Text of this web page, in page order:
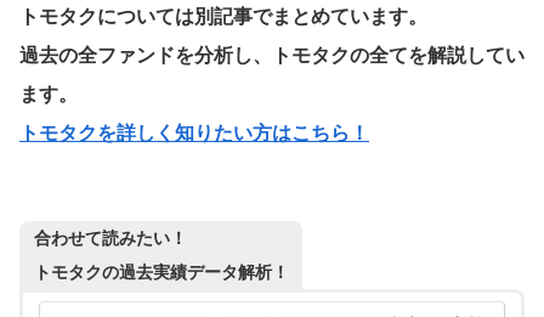
トモタクについては別記事でまとめています。
過去の全ファンドを分析し、トモタクの全てを解説してい
ます。
トモタクを詳しく知りたい方はこちら！
合わせて読みたい！
トモタクの過去実績データ解析！